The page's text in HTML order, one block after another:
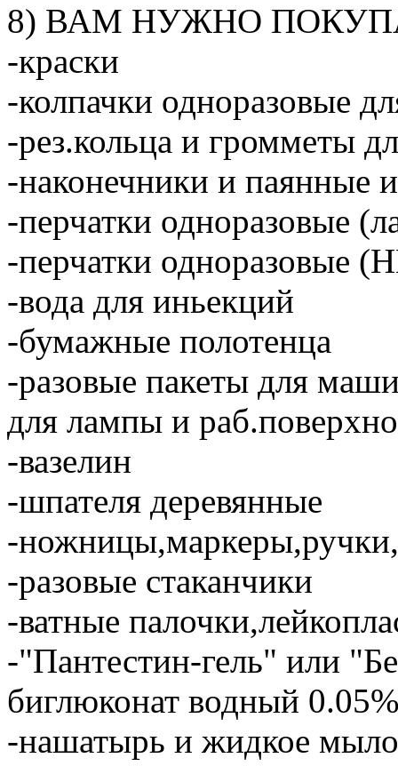
8) ВАМ НУЖНО
-краски
-колпачки одноразовые
-рез.кольца и громметы
-наконечники и паянные
-перчатки одноразовые
-перчатки
-вода для иньекций
-бумажные полотенца
-разовые пакеты для
для лампы и
-вазелин
-шпателя деревянные
-
-разовые стаканчики
-ватные
-"Пантестин-гель" или
биглюконат водный
-нашатырь и жидкое мыло